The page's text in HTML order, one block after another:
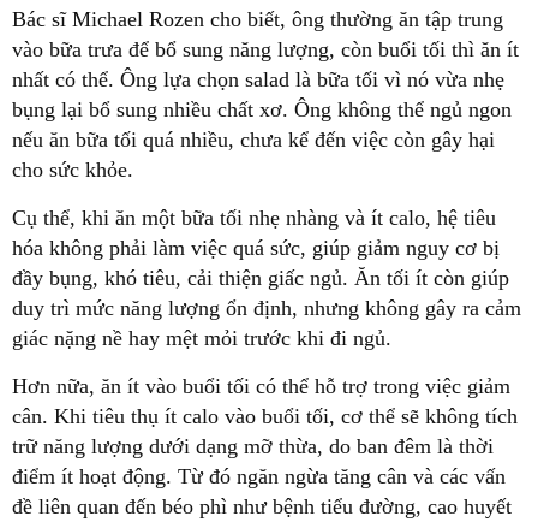
Bác sĩ Michael Rozen cho biết, ông thường ăn tập trung
vào bữa trưa để bổ sung năng lượng, còn buổi tối thì ăn ít
nhất có thể. Ông lựa chọn salad là bữa tối vì nó vừa nhẹ
bụng lại bổ sung nhiều chất xơ. Ông không thể ngủ ngon
nếu ăn bữa tối quá nhiều, chưa kể đến việc còn gây hại
cho sức khỏe.
Cụ thể, khi ăn một bữa tối nhẹ nhàng và ít calo, hệ tiêu
hóa không phải làm việc quá sức, giúp giảm nguy cơ bị
đầy bụng, khó tiêu, cải thiện giấc ngủ. Ăn tối ít còn giúp
duy trì mức năng lượng ổn định, nhưng không gây ra cảm
giác nặng nề hay mệt mỏi trước khi đi ngủ.
Hơn nữa, ăn ít vào buổi tối có thể hỗ trợ trong việc giảm
cân. Khi tiêu thụ ít calo vào buổi tối, cơ thể sẽ không tích
trữ năng lượng dưới dạng mỡ thừa, do ban đêm là thời
điểm ít hoạt động. Từ đó ngăn ngừa tăng cân và các vấn
đề liên quan đến béo phì như bệnh tiểu đường, cao huyết